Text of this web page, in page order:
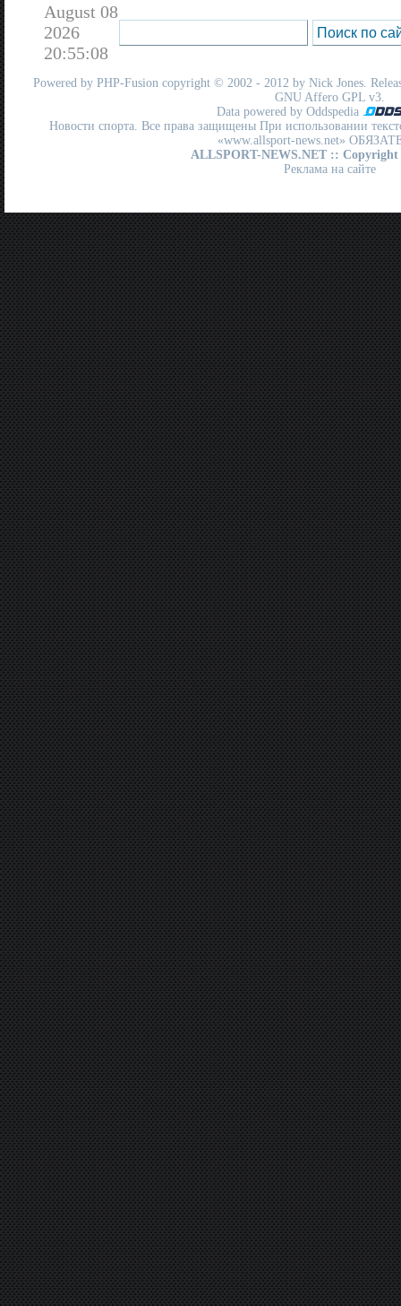
August 08
2026
20:55:08
Powered by PHP-Fusion copyright © 2002 - 2012 by Nick Jones.
GNU Affero GPL v3.
Data powered by Oddspedia
Новости спорта. Все права защищены При использовании
«www.allsport-news.net»
ALLSPORT-NEWS.NET :: Copyright
Реклама на сайте